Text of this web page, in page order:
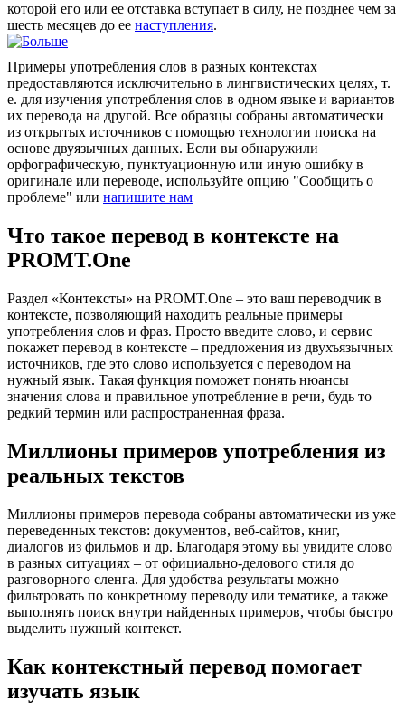
которой его или ее отставка вступает в силу, не позднее чем за
шесть месяцев до ее наступления.
Примеры употребления слов в разных контекстах
предоставляются исключительно в лингвистических целях, т.
е. для изучения употребления слов в одном языке и вариантов
их перевода на другой. Все образцы собраны автоматически
из открытых источников с помощью технологии поиска на
основе двуязычных данных. Если вы обнаружили
орфографическую, пунктуационную или иную ошибку в
оригинале или переводе, используйте опцию "Сообщить о
проблеме" или напишите нам
Что такое перевод в контексте на
PROMT.One
Раздел «Контексты» на PROMT.One – это ваш переводчик в
контексте, позволяющий находить реальные примеры
употребления слов и фраз. Просто введите слово, и сервис
покажет перевод в контексте – предложения из двухъязычных
источников, где это слово используется с переводом на
нужный язык. Такая функция поможет понять нюансы
значения слова и правильное употребление в речи, будь то
редкий термин или распространенная фраза.
Миллионы примеров употребления из
реальных текстов
Миллионы примеров перевода собраны автоматически из уже
переведенных текстов: документов, веб-сайтов, книг,
диалогов из фильмов и др. Благодаря этому вы увидите слово
в разных ситуациях – от официально-делового стиля до
разговорного сленга. Для удобства результаты можно
фильтровать по конкретному переводу или тематике, а также
выполнять поиск внутри найденных примеров, чтобы быстро
выделить нужный контекст.
Как контекстный перевод помогает
изучать язык